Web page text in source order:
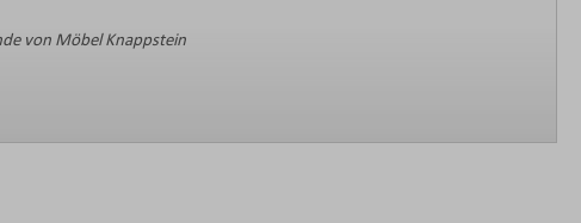
von Möbel Knappstein